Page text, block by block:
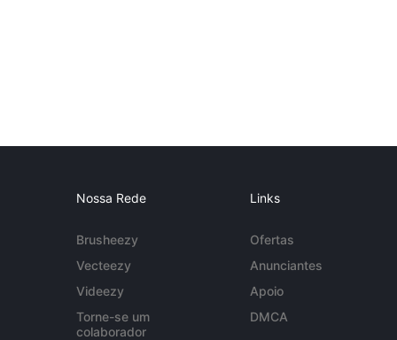
Nossa Rede
Brusheezy
Vecteezy
Videezy
Torne-se um
colaborador
Links
Ofertas
Anunciantes
Apoio
DMCA